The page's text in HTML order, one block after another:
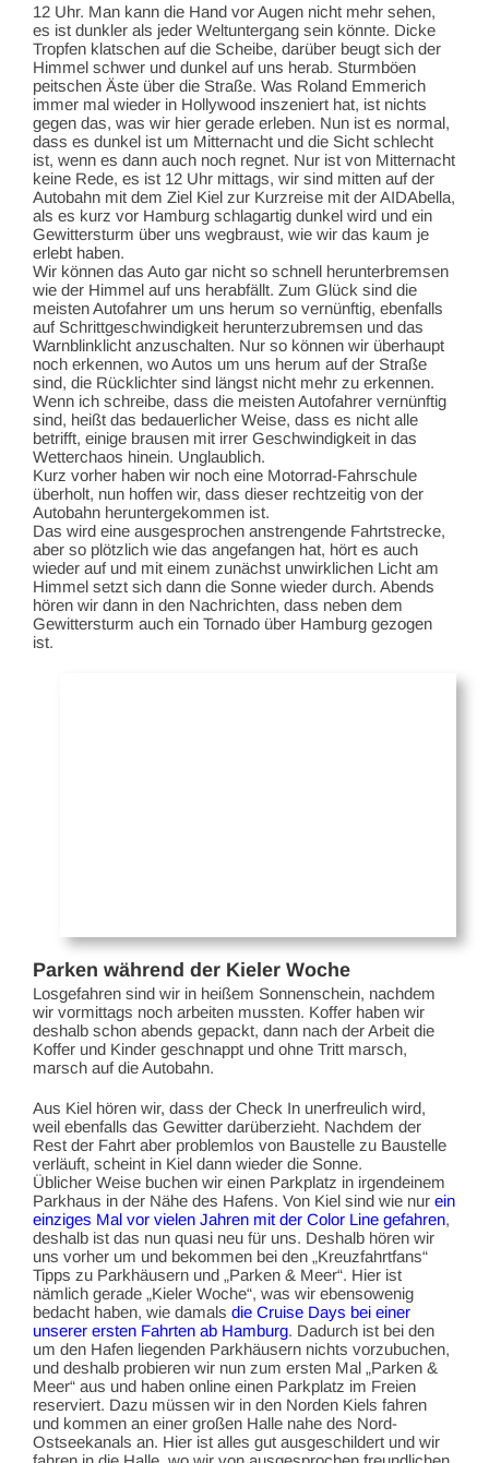
12 Uhr. Man kann die Hand vor Augen nicht mehr sehen,
es ist dunkler als jeder Weltuntergang sein könnte. Dicke
Tropfen klatschen auf die Scheibe, darüber beugt sich der
Himmel schwer und dunkel auf uns herab. Sturmböen
peitschen Äste über die Straße. Was Roland Emmerich
immer mal wieder in Hollywood inszeniert hat, ist nichts
gegen das, was wir hier gerade erleben. Nun ist es normal,
dass es dunkel ist um Mitternacht und die Sicht schlecht
ist, wenn es dann auch noch regnet. Nur ist von Mitternacht
keine Rede, es ist 12 Uhr mittags, wir sind mitten auf der
Autobahn mit dem Ziel Kiel zur Kurzreise mit der AIDAbella,
als es kurz vor Hamburg schlagartig dunkel wird und ein
Gewittersturm über uns wegbraust, wie wir das kaum je
erlebt haben.
Wir können das Auto gar nicht so schnell herunterbremsen
wie der Himmel auf uns herabfällt. Zum Glück sind die
meisten Autofahrer um uns herum so vernünftig, ebenfalls
auf Schrittgeschwindigkeit herunterzubremsen und das
Warnblinklicht anzuschalten. Nur so können wir überhaupt
noch erkennen, wo Autos um uns herum auf der Straße
sind, die Rücklichter sind längst nicht mehr zu erkennen.
Wenn ich schreibe, dass die meisten Autofahrer vernünftig
sind, heißt das bedauerlicher Weise, dass es nicht alle
betrifft, einige brausen mit irrer Geschwindigkeit in das
Wetterchaos hinein. Unglaublich.
Kurz vorher haben wir noch eine Motorrad-Fahrschule
überholt, nun hoffen wir, dass dieser rechtzeitig von der
Autobahn heruntergekommen ist.
Das wird eine ausgesprochen anstrengende Fahrtstrecke,
aber so plötzlich wie das angefangen hat, hört es auch
wieder auf und mit einem zunächst unwirklichen Licht am
Himmel setzt sich dann die Sonne wieder durch. Abends
hören wir dann in den Nachrichten, dass neben dem
Gewittersturm auch ein Tornado über Hamburg gezogen
ist.
Parken während der Kieler Woche
Losgefahren sind wir in heißem Sonnenschein, nachdem
wir vormittags noch arbeiten mussten. Koffer haben wir
deshalb schon abends gepackt, dann nach der Arbeit die
Koffer und Kinder geschnappt und ohne Tritt marsch,
marsch auf die Autobahn.
Aus Kiel hören wir, dass der Check In unerfreulich wird,
weil ebenfalls das Gewitter darüberzieht. Nachdem der
Rest der Fahrt aber problemlos von Baustelle zu Baustelle
verläuft, scheint in Kiel dann wieder die Sonne.
Üblicher Weise buchen wir einen Parkplatz in irgendeinem
Parkhaus in der Nähe des Hafens. Von Kiel sind wie nur ein
einziges Mal vor vielen Jahren mit der Color Line gefahren,
deshalb ist das nun quasi neu für uns. Deshalb hören wir
uns vorher um und bekommen bei den „Kreuzfahrtfans“
Tipps zu Parkhäusern und „Parken & Meer“. Hier ist
nämlich gerade „Kieler Woche“, was wir ebensowenig
bedacht haben, wie damals die Cruise Days bei einer
unserer ersten Fahrten ab Hamburg. Dadurch ist bei den
um den Hafen liegenden Parkhäusern nichts vorzubuchen,
und deshalb probieren wir nun zum ersten Mal „Parken &
Meer“ aus und haben online einen Parkplatz im Freien
reserviert. Dazu müssen wir in den Norden Kiels fahren
und kommen an einer großen Halle nahe des Nord-
Ostseekanals an. Hier ist alles gut ausgeschildert und wir